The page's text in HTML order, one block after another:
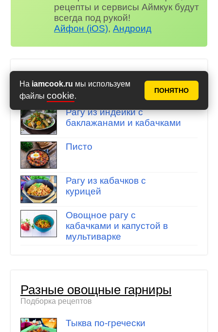
На iamcook.ru мы используем
файлы cookie.
ПОНЯТНО
рецепты и сервисы Аймкук будут
всегда под рукой!
Айфон (iOS),Андроид
Рагу из кабачков
Подборка рецептов
Рагу из индейки с
баклажанами и кабачками
Писто
Рагу из кабачков с
курицей
Овощное рагу с
кабачками и капустой в
мультиварке
Разные овощные гарниры
Подборка рецептов
Тыква по-гречески